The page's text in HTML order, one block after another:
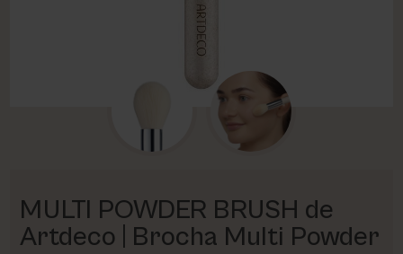
MULTI POWDER BRUSH de
Artdeco | Brocha Multi Powder